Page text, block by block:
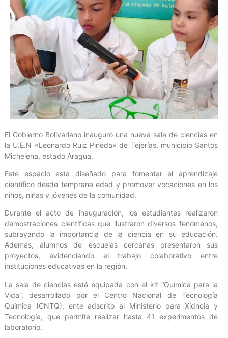
El Gobierno Bolivariano inauguró una nueva sala de ciencias en
la U.E.N «Leonardo Ruiz Pineda» de Tejerías, municipio Santos
Michelena, estado Aragua.
Este espacio está diseñado para fomentar el aprendizaje
científico desde temprana edad y promover vocaciones en los
niños, niñas y jóvenes de la comunidad.
Durante el acto de inauguración, los estudiantes realizaron
demostraciones científicas que ilustraron diversos fenómenos,
subrayando la importancia de la ciencia en su educación.
Además, alumnos de escuelas cercanas presentaron sus
proyectos, evidenciando el trabajo colaborativo entre
instituciones educativas en la región.
La sala de ciencias está equipada con el kit “Química para la
Vida”, desarrollado por el Centro Nacional de Tecnología
Química (CNTQ), ente adscrito al Ministerio para Xidncia y
Tecnología, que permite realizar hasta 41 experimentos de
laboratorio.